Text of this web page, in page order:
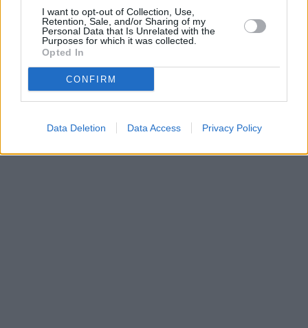
I want to opt-out of Collection, Use,
Retention, Sale, and/or Sharing of my
Personal Data that Is Unrelated with the
Purposes for which it was collected.
Opted In
CONFIRM
Data Deletion Data Access Privacy Policy
vysílacím týdnu
naladění na Skylinku
Parabola.cz- web o satelitní, terestrické a kabelové televizi, ©
O webu parabola.cz•O souborech cookies•Inzerce•Kontakt
Dovolená u moře•Bazény